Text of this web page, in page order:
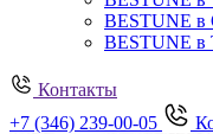
BESTUNE в
BESTUNE в
Контакты
+7 (346) 239-00-05